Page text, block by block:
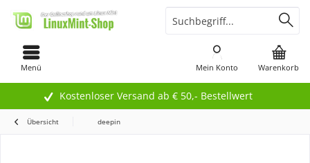
Kostenloser Versand ab € 50,- Bestellwert
Menü Warenkorb
Mein Konto
Übersicht deepin